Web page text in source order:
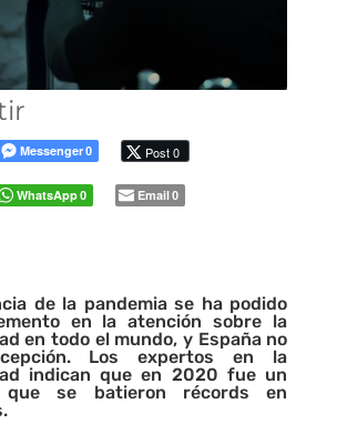
Messenger0 Post 0
WhatsApp0 Email0
de la pandemia se ha podido
en la atención sobre la
en todo el mundo, y España no
Los expertos en la
indican que en 2020 fue un
se batieron récords en